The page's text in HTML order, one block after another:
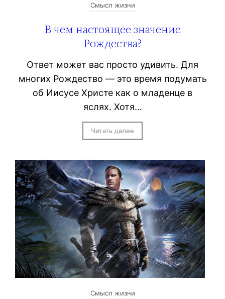
Смысл жизни
В чем настоящее значение
Рождества?
Ответ может вас просто удивить. Для
многих Рождество — это время подумать
об Иисусе Христе как о младенце в
яслях. Хотя…
Читать далее
Смысл жизни